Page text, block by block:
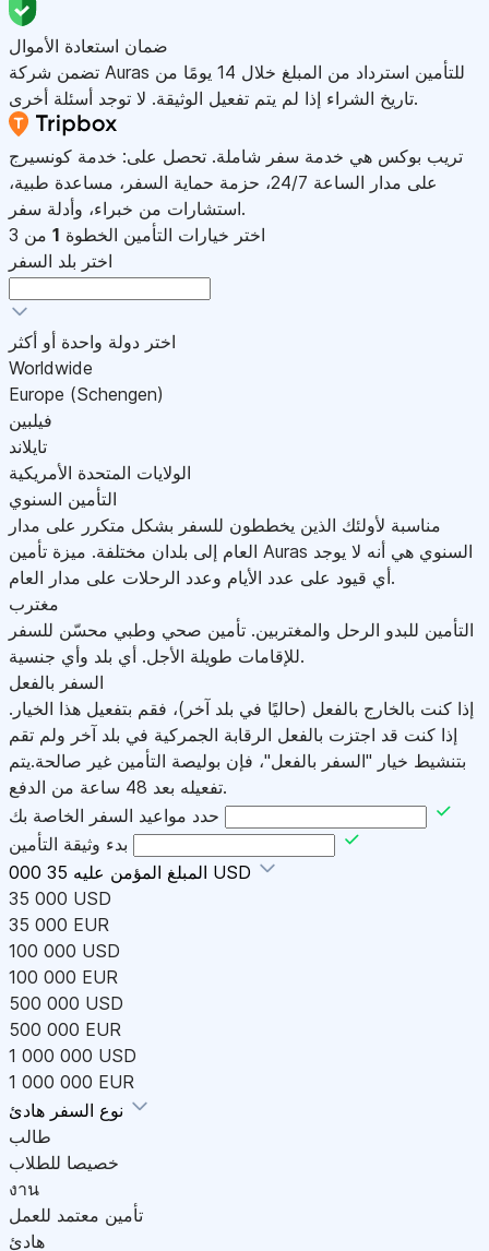
ضمان استعادة الأموال
تضمن شركة Auras للتأمين استرداد من المبلغ خلال 14 يومًا من
تاريخ الشراء إذا لم يتم تفعيل الوثيقة. لا توجد أسئلة أخرى.
تريب بوكس هي خدمة سفر شاملة. تحصل على: خدمة كونسيرج
على مدار الساعة 24/7، حزمة حماية السفر، مساعدة طبية،
استشارات من خبراء، وأدلة سفر.
اختر خيارات التأمين الخطوة 1 من 3
اختر بلد السفر
اختر دولة واحدة أو أكثر
Worldwide
Europe (Schengen)
فيلبين
تايلاند
الولايات المتحدة الأمريكية
التأمين السنوي
مناسبة لأولئك الذين يخططون للسفر بشكل متكرر على مدار
العام إلى بلدان مختلفة. ميزة تأمين Auras السنوي هي أنه لا يوجد
أي قيود على عدد الأيام وعدد الرحلات على مدار العام.
مغترب
التأمين للبدو الرحل والمغتربين. تأمين صحي وطبي محسّن للسفر
للإقامات طويلة الأجل. أي بلد وأي جنسية.
السفر بالفعل
إذا كنت بالخارج بالفعل (حاليًا في بلد آخر)، فقم بتفعيل هذا الخيار.
إذا كنت قد اجتزت بالفعل الرقابة الجمركية في بلد آخر ولم تقم
بتنشيط خيار "السفر بالفعل"، فإن بوليصة التأمين غير صالحة.يتم
تفعيله بعد 48 ساعة من الدفع.
حدد مواعيد السفر الخاصة بك
بدء وثيقة التأمين
المبلغ المؤمن عليه 35 000 USD
35 000 USD
35 000 EUR
100 000 USD
100 000 EUR
500 000 USD
500 000 EUR
1 000 000 USD
1 000 000 EUR
نوع السفر
طالب
خصيصا للطلاب
งาน
تأمين معتمد للعمل
هادئ